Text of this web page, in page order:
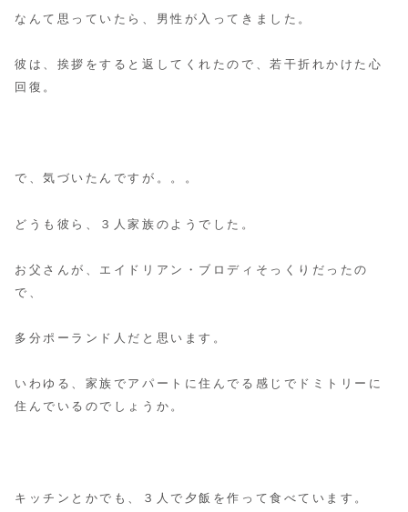
なんて思っていたら、男性が入ってきました。
彼は、挨拶をすると返してくれたので、若干折れかけた心
回復。
で、気づいたんですが。。。
どうも彼ら、３人家族のようでした。
お父さんが、エイドリアン・ブロディそっくりだったの
で、
多分ポーランド人だと思います。
いわゆる、家族でアパートに住んでる感じでドミトリーに
住んでいるのでしょうか。
キッチンとかでも、３人で夕飯を作って食べています。